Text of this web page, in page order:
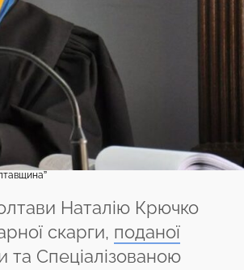
Наталію Крючко
скарги, поданої
та Спеціалізованою